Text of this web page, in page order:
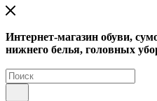
Интернет-магазин обуви,
нижнего белья, головных